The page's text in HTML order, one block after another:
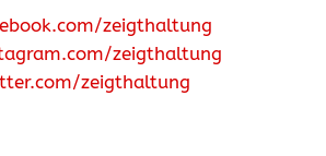
zeigthaltung
zeigthaltung
zeigthaltung